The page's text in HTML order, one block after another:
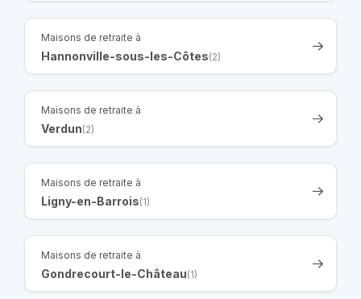
Maisons de retraite à
Hannonville-sous-les-Côtes(2)
Maisons de retraite à
Verdun(2)
Maisons de retraite à
Ligny-en-Barrois(1)
Maisons de retraite à
Gondrecourt-le-Château(1)